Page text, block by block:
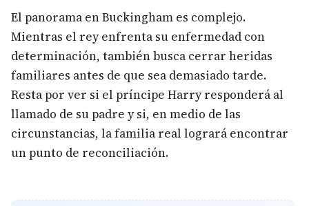
El panorama en Buckingham es complejo.
Mientras el rey enfrenta su enfermedad con
determinación, también busca cerrar heridas
familiares antes de que sea demasiado tarde.
Resta por ver si el príncipe Harry responderá al
llamado de su padre y si, en medio de las
circunstancias, la familia real logrará encontrar
un punto de reconciliación.